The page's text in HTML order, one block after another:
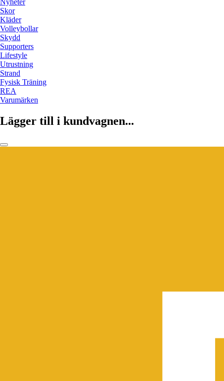
Nyheter
Skor
Kläder
Volleybollar
Skydd
Supporters
Lifestyle
Utrustning
Strand
Fysisk Träning
REA
Varumärken
Lägger till i kundvagnen...